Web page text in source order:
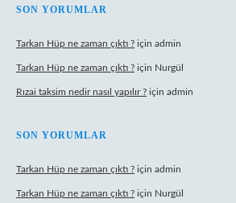
SON YORUMLAR
Tarkan Hüp ne zaman çıktı ? için admin
Tarkan Hüp ne zaman çıktı ? için Nurgül
Rızai taksim nedir nasıl yapılır ? için admin
SON YORUMLAR
Tarkan Hüp ne zaman çıktı ? için admin
Tarkan Hüp ne zaman çıktı ? için Nurgül